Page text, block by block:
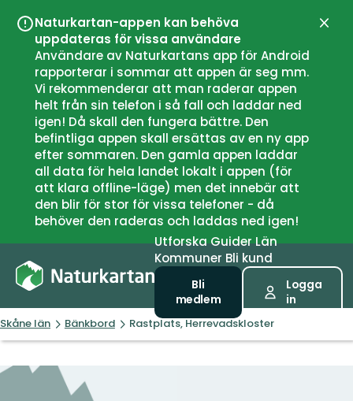
Naturkartan-appen kan behöva
uppdateras för vissa användare
Användare av Naturkartans app för Android
rapporterar i sommar att appen är seg mm.
Vi rekommenderar att man raderar appen
helt från sin telefon i så fall och laddar ned
igen! Då skall den fungera bättre. Den
befintliga appen skall ersättas av en ny app
efter sommaren. Den gamla appen laddar
all data för hela landet lokalt i appen (för
att klara offline-läge) men det innebär att
den blir för stor för vissa telefoner - då
behöver den raderas och laddas ned igen!
UtforskaGuiderLän
Kommuner Bli kund
Bli
medlem
Logga
in
Skåne län Bänkbord Rastplats, Herrevadskloster